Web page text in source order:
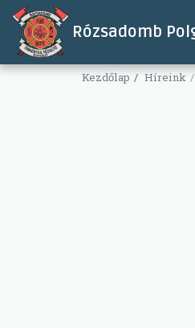
Rózsadomb
Kezdőlap Híreink